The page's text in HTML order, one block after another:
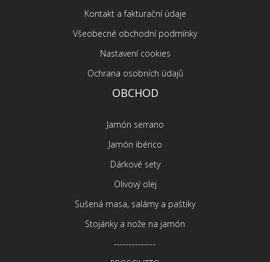
Kontakt a fakturační údaje
Všeobecné obchodní podmínky
Nastavení cookies
Ochrana osobních údajů
OBCHOD
Jamón serrano
Jamón ibérico
Dárkové sety
Olivový olej
Sušená masa, salámy a paštiky
Stojánky a nože na jamón
--------------